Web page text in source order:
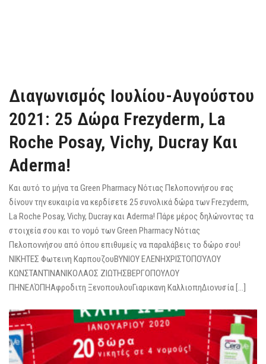
Διαγωνισμός Ιουλίου-Αυγούστου
2021: 25 Δώρα Frezyderm, La
Roche Posay, Vichy, Ducray Και
Aderma!
Και αυτό το μήνα τα Green Pharmacy Νότιας Πελοποννήσου σας
δίνουν την ευκαιρία να κερδίσετε 25 συνολικά δώρα των Frezyderm,
La Roche Posay, Vichy, Ducray και Aderma! Πάρε μέρος δηλώνοντας τα
στοιχεία σου και το νομό των Green Pharmacy Νότιας
Πελοποννήσου από όπου επιθυμείς να παραλάβεις το δώρο σου!
ΝΙΚΗΤΕΣ Φωτεινη ΚαρπουζουΒΥΝΙΟΥ ΕΛΕΝΗΧΡΙΣΤΟΠΟΎΛΟΥ
ΚΩΝΣΤΑΝΤΊΝΑΝΙΚΟΛΑΟΣ ΖΙΩΤΗΣΒΕΡΓΟΠΟΥΛΟΥ
ΠΗΝΕΛΌΠΗΑφροδιτη ΞενοπουλουΓιαρικανη ΚαλλιοπηΔιονυσία […]